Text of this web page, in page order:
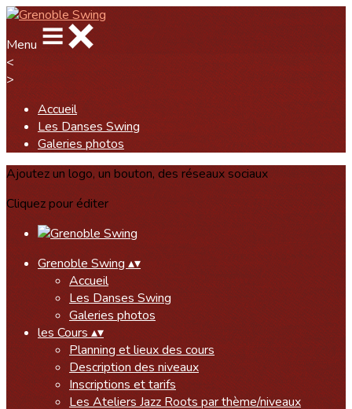
Menu
<
>
Accueil
Les Danses Swing
Galeries photos
Ajoutez un logo, un bouton, des réseaux sociaux
Cliquez pour éditer
Grenoble Swing ▴▾
Accueil
Les Danses Swing
Galeries photos
les Cours ▴▾
Planning et lieux des cours
Description des niveaux
Inscriptions et tarifs
Les Ateliers Jazz Roots par thème/niveaux